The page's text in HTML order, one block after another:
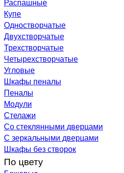
Купе
Одностворчатые
Двухстворчатые
Трехстворчатые
Четырехстворчатые
Угловые
Шкафы пеналы
Пеналы
Модули
Стелажи
Со стеклянными дверцами
С зеркальными дверцами
Шкафы без створок
По цвету